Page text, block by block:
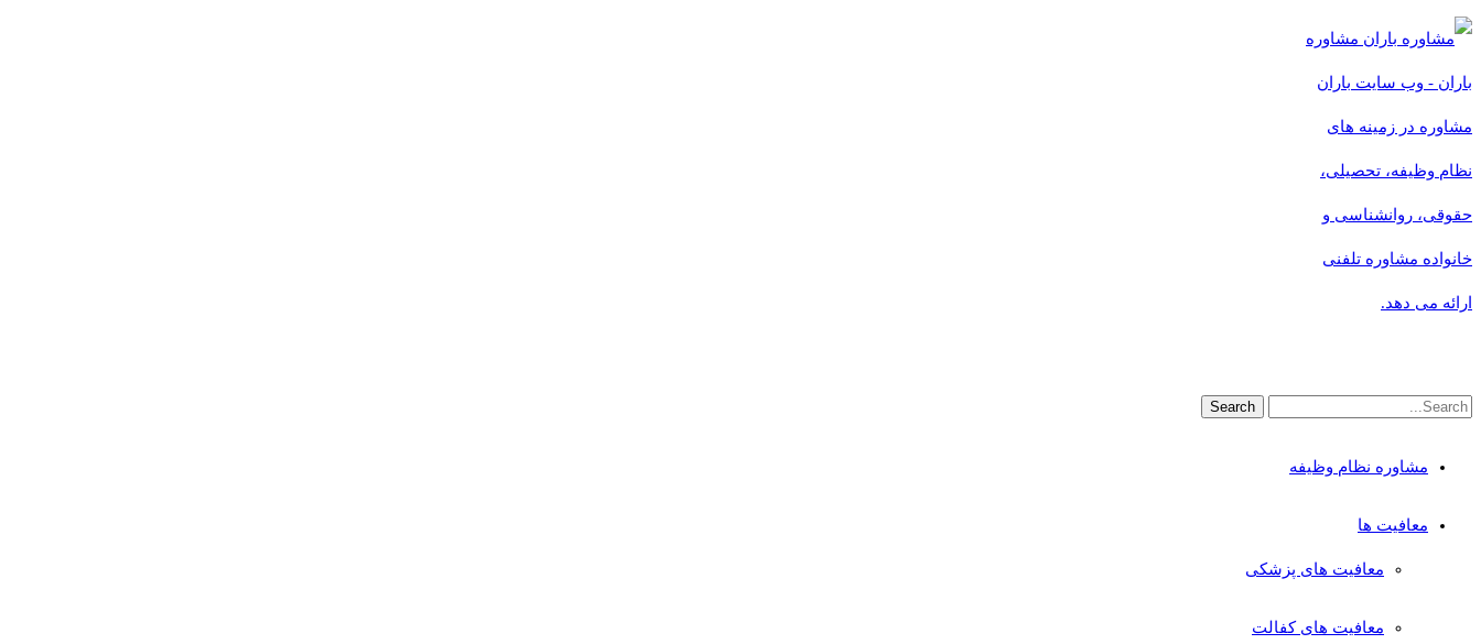
مشاوره
باران - وب سایت باران
مشاوره در زمینه های
نظام وظیفه، تحصیلی،
حقوقی، روانشناسی و
خانواده مشاوره تلفنی
ارائه می دهد.
مشاوره نظام وظیفه
معافیت ها
معافیت های پزشکی
معافیت های کفالت